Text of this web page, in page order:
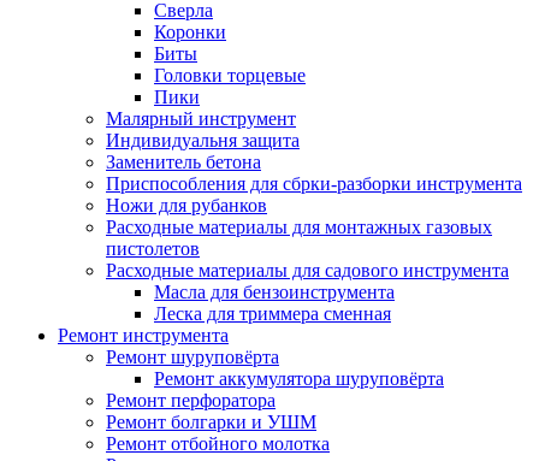
Сверла
Коронки
Биты
Головки торцевые
Пики
Малярный инструмент
Индивидуальня защита
Заменитель бетона
Приспособления для сбрки-разборки инструмента
Ножи для рубанков
Расходные материалы для монтажных газовых
пистолетов
Расходные материалы для садового инструмента
Масла для бензоинструмента
Леска для триммера сменная
Ремонт инструмента
Ремонт шуруповёрта
Ремонт аккумулятора шуруповёрта
Ремонт перфоратора
Ремонт болгарки и УШМ
Ремонт отбойного молотка